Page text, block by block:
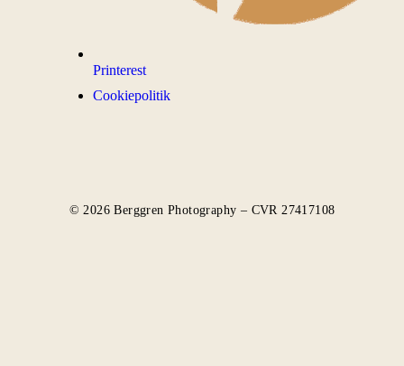
Printerest
Cookiepolitik
© 2026 Berggren Photography – CVR 27417108